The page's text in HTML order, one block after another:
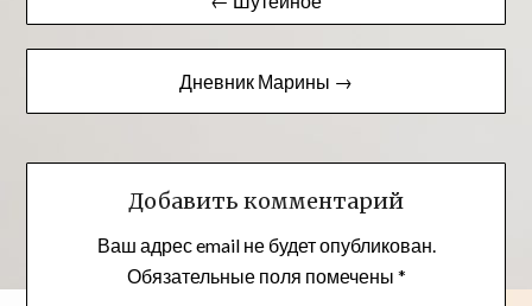
по
Дневник Марины →
Добавить комментарий
Ваш адрес email не будет опубликован.
Обязательные поля помечены *